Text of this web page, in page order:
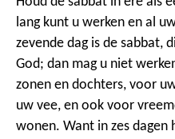
lang kunt u werken en al
zevende dag is de sabbat,
God; dan mag u niet
zonen en dochters, voor
uw vee, en ook voor
wonen. Want in zes dagen